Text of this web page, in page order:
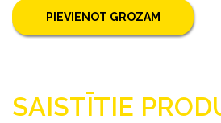
PIEVIENOT GROZAM
SAISTĪTIE